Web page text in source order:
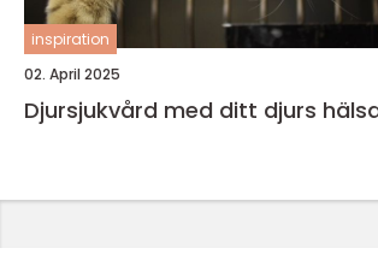
inspiration
02. April 2025
Djursjukvård med ditt djurs